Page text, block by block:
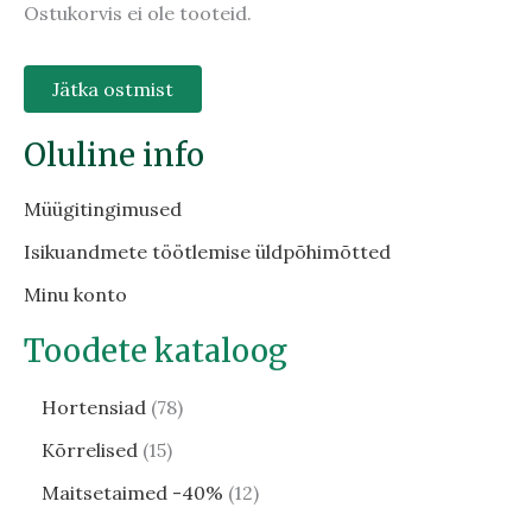
Ostukorvis ei ole tooteid.
Jätka ostmist
Oluline info
Müügitingimused
Isikuandmete töötlemise üldpõhimõtted
Minu konto
Toodete kataloog
Hortensiad 78
Kõrrelised 15
Maitsetaimed -40% 12